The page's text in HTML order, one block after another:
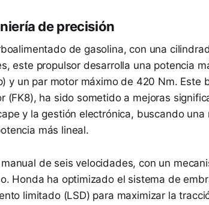
de precisión
de gasolina, con una
este propulsor desarrolla una potencia
y un par motor máximo de 420 Nm. Este
(FK8), ha sido sometido a mejoras
y la gestión electrónica, buscando una
más lineal.
de seis velocidades, con un
Honda ha optimizado el sistema de
limitado (LSD) para maximizar la